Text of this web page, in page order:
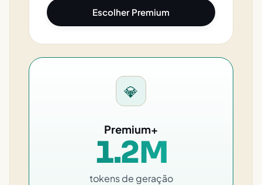
Escolher Premium
💎
Premium+
1.2M
tokens de geração